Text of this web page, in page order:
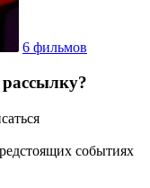
6 фильмов
событиях